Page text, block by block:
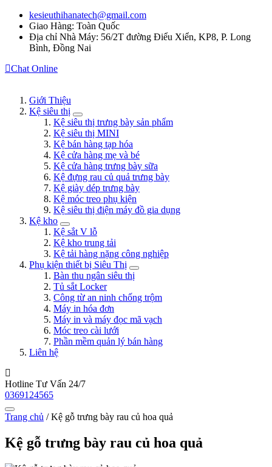
kesieuthihanatech@gmail.com
Giao Hàng: Toàn Quốc
Địa chỉ Nhà Máy: 56/2T đường Điểu Xiển, KP8, P. Long
Bình, Đồng Nai
Chat Online
Giới Thiệu
Kệ siêu thị
Kệ siêu thị trưng bày sản phẩm
Kệ siêu thị MINI
Kệ bán hàng tạp hóa
Kệ cửa hàng mẹ và bé
Kệ cửa hàng trưng bày sữa
Kệ đựng rau củ quả trưng bày
Kệ giày dép trưng bày
Kệ móc treo phụ kiện
Kệ siêu thị điện máy đồ gia dụng
Kệ kho
Kệ sắt V lỗ
Kệ kho trung tải
Kệ tải hàng nặng công nghiệp
Phụ kiện thiết bị Siêu Thị
Bàn thu ngân siêu thị
Tủ sắt Locker
Công từ an ninh chống trộm
Máy in hóa đơn
Máy in và máy đọc mã vạch
Móc treo cài lưới
Phần mềm quản lý bán hàng
Liên hệ
Hotline Tư Vấn 24/7
0369124565
Trang chủ /Kệ gỗ trưng bày rau củ hoa quả
Kệ gỗ trưng bày rau củ hoa quả